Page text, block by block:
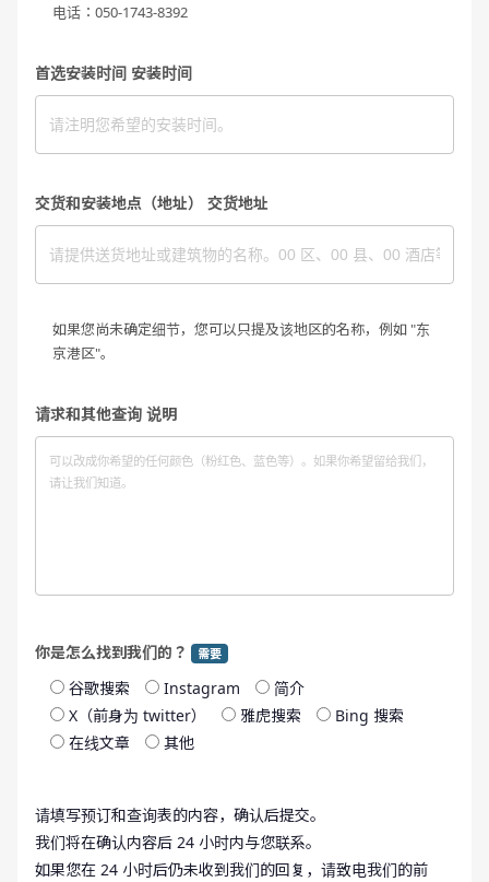
电话：050-1743-8392
首选安装时间 安装时间
交货和安装地点（地址） 交货地址
如果您尚未确定细节，您可以只提及该地区的名称，例如 "东
京港区"。
请求和其他查询 说明
你是怎么找到我们的？ 需要
谷歌搜索 Instagram
简介
X（前身为 twitter）
雅虎搜索
Bing 搜索
在线文章
其他
请填写预订和查询表的内容，确认后提交。
我们将在确认内容后 24 小时内与您联系。
如果您在 24 小时后仍未收到我们的回复，请致电我们的前